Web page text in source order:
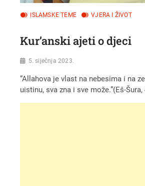
ISLAMSKE TEME VJERA I ŽIVOT
Kur’anski ajeti o djeci
5. siječnja 2023.
“Allahova je vlast na nebesima i na
uistinu, sva zna i sve može.”(Eš-Šura,